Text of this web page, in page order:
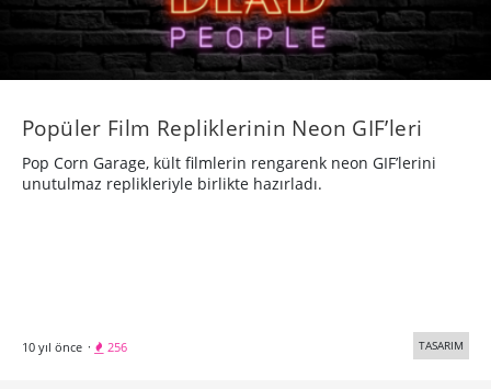
Popüler Film Repliklerinin Neon GIF’leri
Pop Corn Garage, kült filmlerin rengarenk neon GIF’lerini
unutulmaz replikleriyle birlikte hazırladı.
10 yıl önce · 256 TASARIM